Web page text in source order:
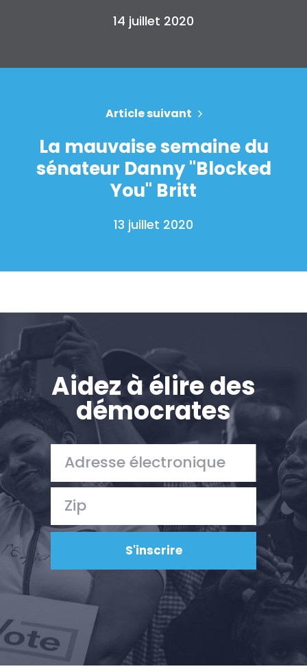
Travailler avec nous
Votre fête
Action
Vote
Faire un don
14 juillet 2020
Article suivant
La mauvaise semaine du
sénateur Danny "Blocked
You" Britt
13 juillet 2020
Aidez à élire des
démocrates